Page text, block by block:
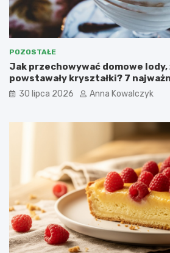
POZOSTAŁE
Jak przechowywać domowe lody,
powstawały kryształki? 7
30 lipca 2026 Anna Kowalczyk